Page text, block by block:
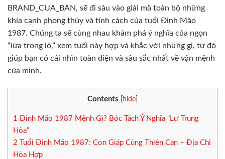
BRAND_CUA_BAN, sẽ đi sâu vào giải mã toàn bộ những
khía cạnh phong thủy và tính cách của tuổi Đinh Mão
1987. Chúng ta sẽ cùng nhau khám phá ý nghĩa của ngọn
“lửa trong lò,” xem tuổi này hợp và khắc với những gì, từ đó
giúp bạn có cái nhìn toàn diện và sâu sắc nhất về vận mệnh
của mình.
Contents hide
1 Đinh Mão 1987 Mệnh Gì? Bóc Tách Ý Nghĩa “Lư Trung
Hỏa”
2 Tuổi Đinh Mão 1987: Con Giáp Cùng Thiên Can – Địa Chi
Hòa Hợp